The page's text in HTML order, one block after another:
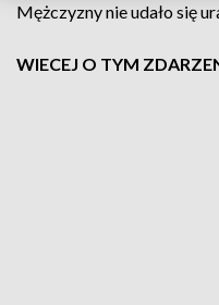
Mężczyzny nie udało się
WIECEJ O TYM